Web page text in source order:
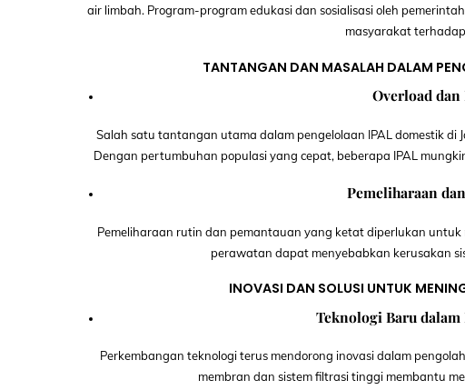
air limbah. Program-program edukasi dan sosialisasi oleh
masyarakat
TANTANGAN DAN MASALAH DALAM
Overload dan
Salah satu tantangan utama dalam pengelolaan IPAL domestik
Dengan pertumbuhan populasi yang cepat, beberapa IPAL
Pemeliharaan
Pemeliharaan rutin dan pemantauan yang ketat diperlukan
perawatan dapat menyebabkan kerusakan
INOVASI DAN SOLUSI UNTUK
Teknologi Baru
Perkembangan teknologi terus mendorong inovasi dalam
membran dan sistem filtrasi tinggi membantu